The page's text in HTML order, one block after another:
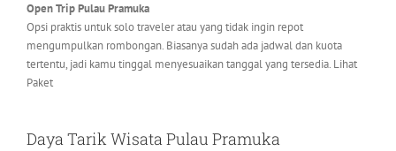
Open Trip Pulau Pramuka
Opsi praktis untuk solo traveler atau yang tidak ingin repot
mengumpulkan rombongan. Biasanya sudah ada jadwal dan kuota
tertentu, jadi kamu tinggal menyesuaikan tanggal yang tersedia. Lihat
Paket
Daya Tarik Wisata Pulau Pramuka